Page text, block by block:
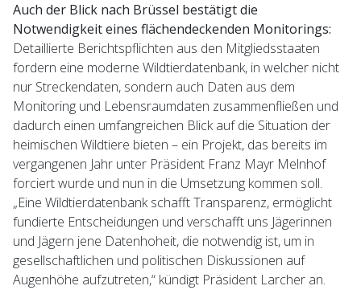
Auch der Blick nach Brüssel bestätigt die
Notwendigkeit eines flächendeckenden Monitorings:
Detaillierte Berichtspflichten aus den Mitgliedsstaaten
fordern eine moderne Wildtierdatenbank, in welcher nicht
nur Streckendaten, sondern auch Daten aus dem
Monitoring und Lebensraumdaten zusammenfließen und
dadurch einen umfangreichen Blick auf die Situation der
heimischen Wildtiere bieten – ein Projekt, das bereits im
vergangenen Jahr unter Präsident Franz Mayr Melnhof
forciert wurde und nun in die Umsetzung kommen soll.
„Eine Wildtierdatenbank schafft Transparenz, ermöglicht
fundierte Entscheidungen und verschafft uns Jägerinnen
und Jägern jene Datenhoheit, die notwendig ist, um in
gesellschaftlichen und politischen Diskussionen auf
Augenhöhe aufzutreten,“ kündigt Präsident Larcher an.